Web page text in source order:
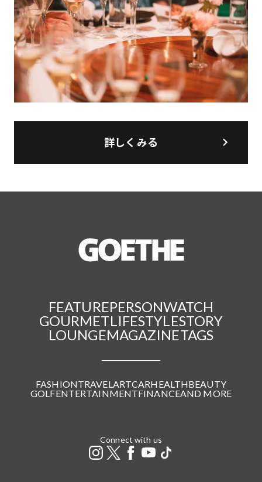
詳しくみる
FEATUREPERSONWATCH
GOURMETLIFESTYLESTORY
LOUNGEMAGAZINETAGS
FASHIONTRAVELARTCARHEALTHBEAUTY
GOLFENTERTAINMENTFINANCEAND MORE
Connect with us